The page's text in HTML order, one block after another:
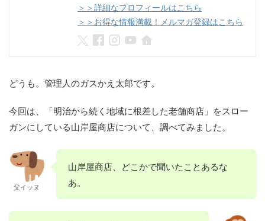
＞＞詳細なプロフィールはこちら
＞＞お得な情報満載！メルマガ登録はこちら
どうも。管理人のガスかえ太郎です。
今回は、「明治から続く地域に根差した老舗商店」をスロー
ガンにしている山岸屋商店について、調べてみました。
父イッヌ
山岸屋商店、どこかで聞いたことあるな
あ。